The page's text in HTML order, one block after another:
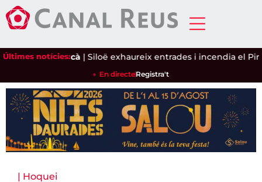
Últimes notícies:
de secà|Siloë exhaureix entrades i incendia el Pinaret
En directeRegistra't
| Hoquei